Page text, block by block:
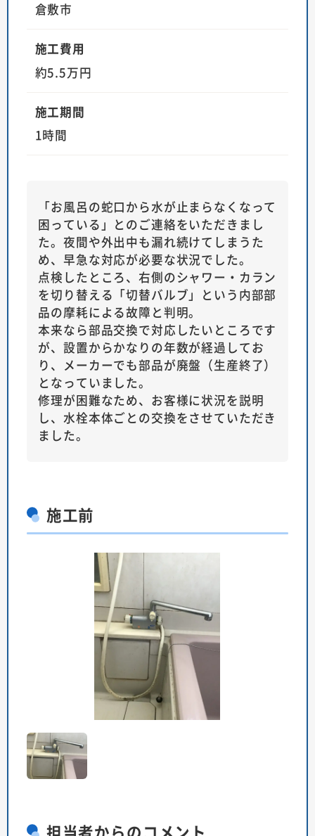
倉敷市
施工費用
約5.5万円
施工期間
1時間
「お風呂の蛇口から水が止まらなくなって
困っている」とのご連絡をいただきまし
た。夜間や外出中も漏れ続けてしまうた
め、早急な対応が必要な状況でした。
点検したところ、右側のシャワー・カラン
を切り替える「切替バルブ」という内部部
品の摩耗による故障と判明。
本来なら部品交換で対応したいところです
が、設置からかなりの年数が経過してお
り、メーカーでも部品が廃盤（生産終了）
となっていました。
修理が困難なため、お客様に状況を説明
し、水栓本体ごとの交換をさせていただき
ました。
施工前
担当者からのコメント